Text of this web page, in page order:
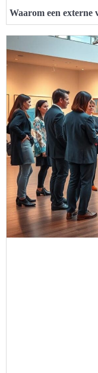
Waarom een externe